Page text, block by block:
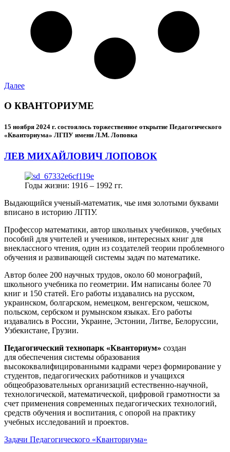
Далее
О КВАНТОРИУМЕ
15 ноября 2024 г. состоялось торжественное открытие Педагогического
«Кванториума» ЛГПУ имени Л.М. Лоповка
ЛЕВ МИХАЙЛОВИЧ ЛОПОВОК
Годы жизни: 1916 – 1992 гг.
Выдающийся ученый-математик, чье имя золотыми буквами
вписано в историю ЛГПУ.
Профессор математики, автор школьных учебников, учебных
пособий для учителей и учеников, интересных книг для
внеклассного чтения, один из создателей теории проблемного
обучения и развивающей системы задач по математике.
Автор более 200 научных трудов, около 60 монографий,
школьного учебника по геометрии. Им написаны более 70
книг и 150 статей. Его работы издавались на русском,
украинском, болгарском, немецком, венгерском, чешском,
польском, сербском и румынском языках. Его работы
издавались в России, Украине, Эстонии, Литве, Белоруссии,
Узбекистане, Грузии.
Педагогический технопарк «Кванториум» создан
для обеспечения системы образования
высококвалифицированными кадрами через формирование у
студентов, педагогических работников и учащихся
общеобразовательных организаций естественно-научной,
технологической, математической, цифровой грамотности за
счет применения современных педагогических технологий,
средств обучения и воспитания, с опорой на практику
учебных исследований и проектов.
Задачи Педагогического «Кванториума»